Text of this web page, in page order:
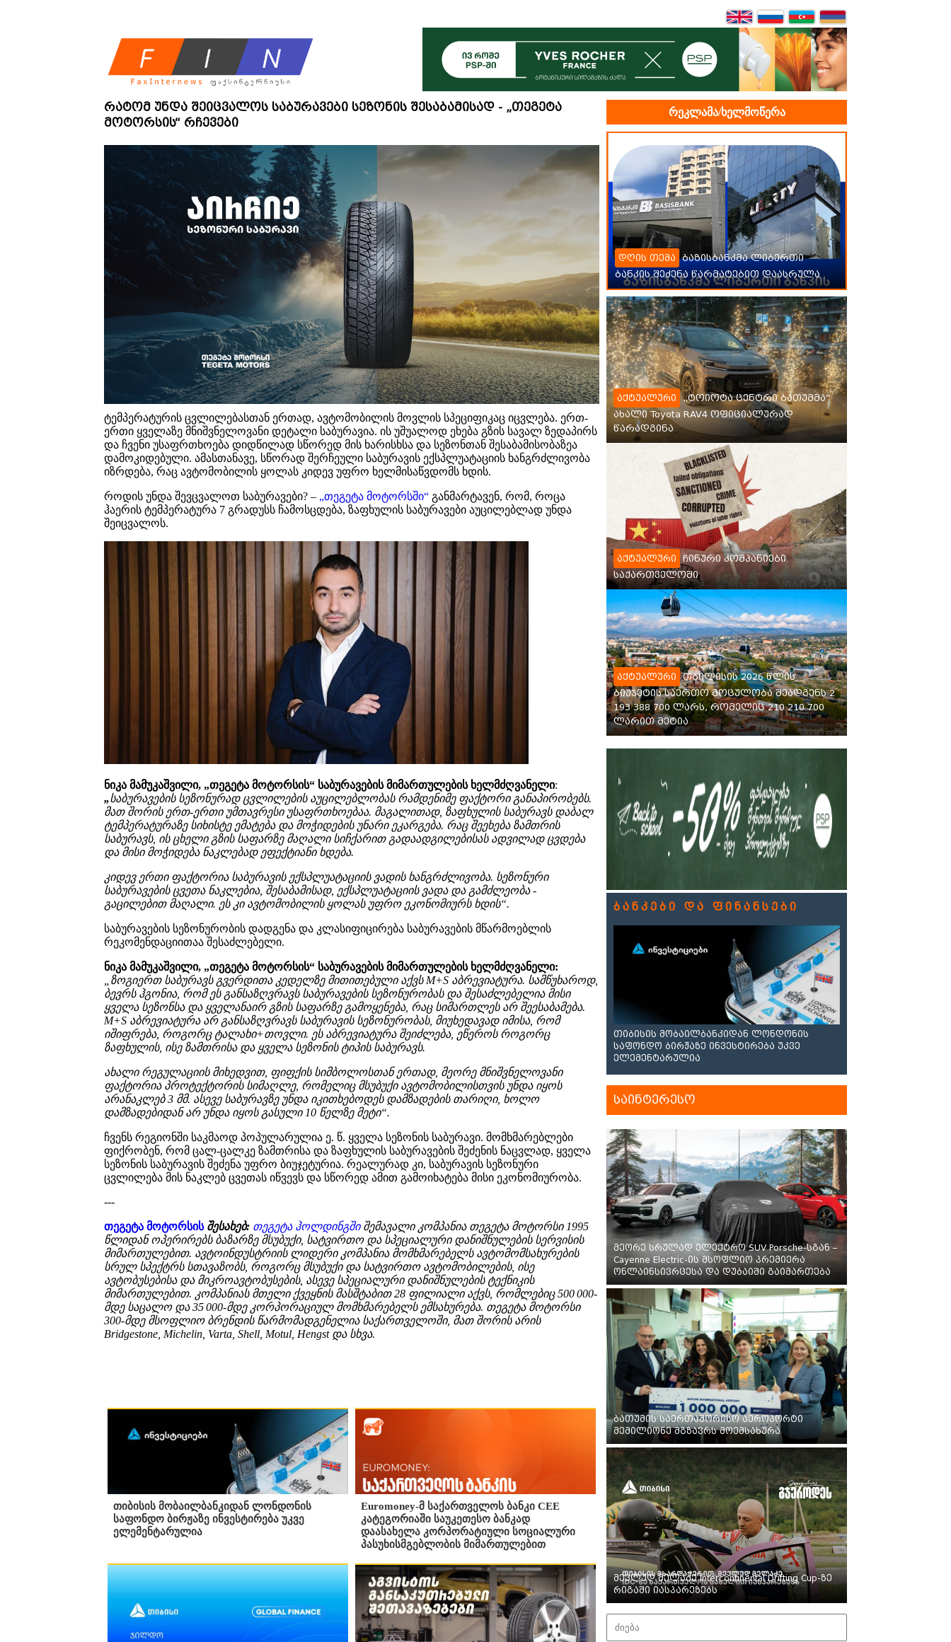
რატომ უნდა შეიცვალოს საბურავები სეზონის შესაბამისად - „თეგეტა
მოტორსის“ რჩევები
ტემპერატურის ცვლილებასთან ერთად, ავტომობილის მოვლის სპეციფიკაც იცვლება. ერთ-
ერთი ყველაზე მნიშვნელოვანი დეტალი საბურავია. ის უშუალოდ ეხება გზის სავალ ზედაპირს
და ჩვენი უსაფრთხოება დიდწილად სწორედ მის ხარისხსა და სეზონთან შესაბამისობაზეა
დამოკიდებული. ამასთანავე, სწორად შერჩეული საბურავის ექსპლუატაციის ხანგრძლივობა
იზრდება, რაც ავტომობილის ყოლას კიდევ უფრო ხელმისაწვდომს ხდის.
როდის უნდა შევცვალოთ საბურავები? – „თეგეტა მოტორსში“ განმარტავენ, რომ, როცა
ჰაერის ტემპერატურა 7 გრადუსს ჩამოსცდება, ზაფხულის საბურავები აუცილებლად უნდა
შეიცვალოს.
ნიკა მამუკაშვილი, „თეგეტა მოტორსის“ საბურავების მიმართულების ხელმძღვანელი:
„საბურავების სეზონურად ცვლილების აუცილებლობას რამდენიმე ფაქტორი განაპირობებს.
მათ შორის ერთ-ერთი უმთავრესი უსაფრთხოებაა. მაგალითად, ზაფხულის საბურავს დაბალ
ტემპერატურაზე სიხისტე ემატებადა მოჭიდების უნარი ეკარგება. რაც შეეხება ზამთრის
საბურავს, ის ცხელი გზის საფარზე მაღალი სიჩქარით გადაადგილებისას ადვილად ცვდება
და მისი მოჭიდება ნაკლებად ეფექტიანიხდება.
კიდევ ერთიფაქტორია საბურავის ექსპლუატაციის ვადის ხანგრძლივობა. სეზონური
საბურავების ცვეთა ნაკლებია, შესაბამისად, ექსპლუატაციის ვადა და გამძლეობა-
გაცილებით მაღალი. ეს კი ავტომობილის ყოლას უფრო ეკონომიურს ხდის“.
საბურავების სეზონურობის დადგენა და კლასიფიცირება საბურავების მწარმოებლის
რეკომენდაციითაა შესაძლებელი.
ნიკა მამუკაშვილი, „თეგეტა მოტორსის“ საბურავების მიმართულების ხელმძღვანელი:
„ზოგიერთ საბურავს გვერდითა კედელზე მითითებული აქვს M+S აბრევიატურა. სამწუხაროდ,
ბევრს ჰგონია, რომ ეს განსაზღვრავს საბურავების სეზონურობას და შესაძლებელია მისი
ყველა სეზონსა და ყველანაირ გზის საფარზე გამოყენება, რაც სიმართლეს არ შეესაბამება.
M+S აბრევიატურა არ განსაზღვრავს საბურავის სეზონურობას, მიუხედავად იმისა, რომ
იშიფრება, როგორც ტალახი+თოვლი. ეს აბრევიატურა შეიძლება, ეწეროს როგორც
ზაფხულის, ისე ზამთრისა და ყველა სეზონის ტიპის საბურავს.
ახალი რეგულაციის მიხედვით, ფიფქის სიმბოლოსთან ერთად, მეორე მნიშვნელოვანი
ფაქტორია პროტექტორის სიმაღლე, რომელიც მსუბუქი ავტომობილისთვის უნდა იყოს
არანაკლებ 3 მმ. ასევე საბურავზე უნდა იკითხებოდეს დამზადების თარიღი, ხოლო
დამზადებიდან არ უნდა იყოს გასული 10 წელზე მეტი“.
ჩვენს რეგიონში საკმაოდ პოპულარულია ე. წ. ყველა სეზონის საბურავი. მომხმარებლები
ფიქრობენ, რომ ცალ-ცალკე ზამთრისა და ზაფხულის საბურავების შეძენის ნაცვლად, ყველა
სეზონის საბურავის შეძენა უფრო ბიუჯეტურია. რეალურად კი, საბურავის სეზონური
ცვლილება მის ნაკლებ ცვეთას იწვევს და სწორედ ამით გამოიხატება მისი ეკონომიურობა.
---
თეგეტა მოტორსისშესახებ: თეგეტა ჰოლდინგშიშემავალი კომპანია თეგეტა მოტორსი 1995
წლიდან ოპერირებს ბაზარზე მსუბუქი, სატვირთო და სპეციალური დანიშნულების სერვისის
მიმართულებით. ავტოინდუსტრიის ლიდერი კომპანია მომხმარებელს ავტომომსახურების
სრულ სპექტრს სთავაზობს, როგორც მსუბუქი და სატვირთო ავტომობილების, ისე
ავტობუსებისა და მიკროავტობუსების, ასევე სპეციალური დანიშნულების ტექნიკის
მიმართულებით. კომპანიას მთელი ქვეყნის მასშტაბით 28 ფილიალი აქვს, რომლებიც 500 000-
მდე საცალო და 35 000-მდე კორპორაციულ მომხმარებელს ემსახურება. თეგეტა მოტორსი
300-მდე მსოფლიო ბრენდის წარმომადგენელია საქართველოში, მათ შორის არის
Bridgestone, Michelin, Varta, Shell, Motul, Hengst და სხვა.
თიბისის მობაილბანკიდან ლონდონის
საფონდო ბირჟაზე ინვესტირება უკვე
ელემენტარულია
Euromoney-მ საქართველოს ბანკი CEE
კატეგორიაში საუკეთესო ბანკად
დაასახელა კორპორატიული სოციალური
პასუხისმგებლობის მიმართულებით
რეკლამა/ხელმოწერა
დღის თემა ბაზისბანკმა ლიბერთი
ბანკის შეძენა წარმატებით დაასრულა
აქტუალური „ტოიოტა ცენტრი ბათუმმა“
ახალი Toyota RAV4 ოფიციალურად
წარადგინა
აქტუალური ჩინური კომპანიები
საქართველოში
აქტუალური თბილისის 2026 წლის
ბიუჯეტის საერთო მოცულობა შეადგენს 2
193 388 700 ლარს, რომელიც 210 210 700
ლარით მეტია
ბანკები და ფინანსები
თიბისის მობაილბანკიდან ლონდონის
საფონდო ბირჟაზე ინვესტირება უკვე
ელემენტარულია
საინტერესო
მეორე სრულად ელექტრო SUV Porsche-სგან –
Cayenne Electric-ის მსოფლიო პრემიერა
ონლაინსივრცესა და დუბაიში გაიმართება
ბათუმის საერთაშორისო აეროპორტი
მემილიონე მგზავრს მოემსახურა
მევლუდ მელაძე Intercontinental Drifting Cup-ზე
რიგაში იასპარეზებს